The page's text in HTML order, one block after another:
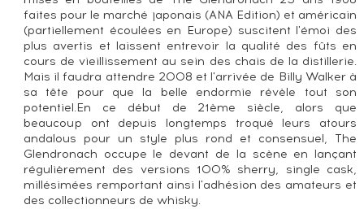
faites pour le marché japonais (ANA Edition) et américain
(partiellement écoulées en Europe) suscitent l'émoi des
plus avertis et laissent entrevoir la qualité des fûts en
cours de vieillissement au sein des chais de la distillerie.
Mais il faudra attendre 2008 et l'arrivée de Billy Walker à
sa tête pour que la belle endormie révèle tout son
potentiel.En ce début de 21ème siècle, alors que
beaucoup ont depuis longtemps troqué leurs atours
andalous pour un style plus rond et consensuel, The
Glendronach occupe le devant de la scène en lançant
régulièrement des versions 100% sherry, single cask,
millésimées remportant ainsi l'adhésion des amateurs et
des collectionneurs de whisky.